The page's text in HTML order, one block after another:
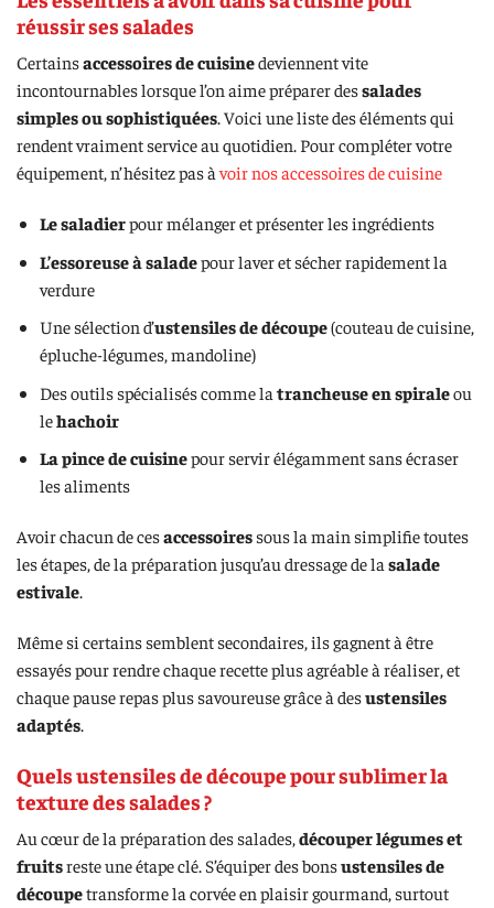
réussir ses salades
Certainsaccessoires de cuisinedeviennent vite
incontournables lorsque l’on aime préparer dessalades
simples ou sophistiquées. Voici une liste des éléments qui
rendent vraiment service au quotidien. Pour compléter votre
équipement, n’hésitez pas àvoir nos accessoires de cuisine
Le saladierpour mélanger et présenter les ingrédients
L’essoreuse à saladepour laver et sécher rapidement la
verdure
Une sélection d’ustensiles de découpe(couteau de cuisine,
épluche-légumes, mandoline)
Des outils spécialisés comme latrancheuse en spiraleou
lehachoir
La pince de cuisinepour servir élégamment sans écraser
les aliments
Avoir chacun de cesaccessoiressous la main simplifie toutes
les étapes, de la préparation jusqu’au dressage de la salade
estivale.
Même si certains semblent secondaires, ils gagnent à être
essayés pour rendre chaque recette plus agréable à réaliser, et
chaque pause repas plus savoureuse grâce à desustensiles
adaptés
Quels ustensiles de découpe pour sublimer la
texture des salades ?
Au cœur de la préparation des salades,découper légumes et
fruitsreste une étape clé. S’équiper des bonsustensiles de
découpetransforme la corvée en plaisir gourmand, surtout